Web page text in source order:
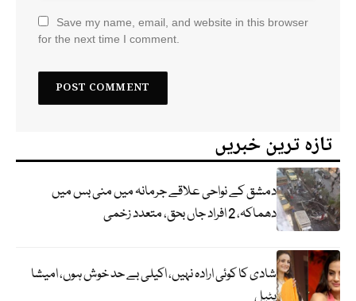
Save my name, email, and website in this browser
for the next time I comment.
تازہ ترین خبریں
دمشق کے نواحی علاقے جرمانہ میں منی بس میں
دھماکہ، 2 افراد جاں بحق، متعدد زخمی
شادی کا کوئی ارادہ نہیں، اکیلی بے حد خوش ہوں، امیشا
پٹیل